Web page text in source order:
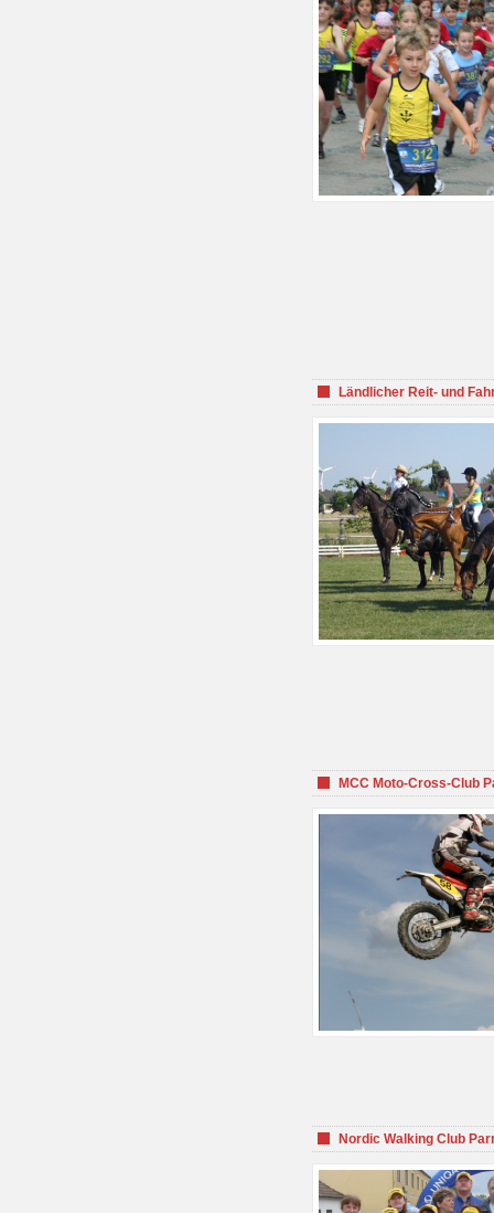
Ländlicher Reit- und
MCC Moto-Cross-Club
Nordic Walking Club